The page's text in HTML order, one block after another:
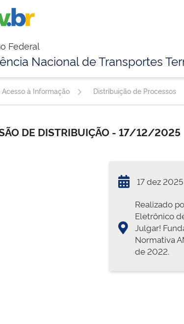
Federal
Nacional de Transportes
Acesso à Informação Distribuição de Processos
DE DISTRIBUIÇÃO - 17/12/2025
17 dez 2025
Realizado
Eletrônico
Julgar!
Normativa
de 2022.